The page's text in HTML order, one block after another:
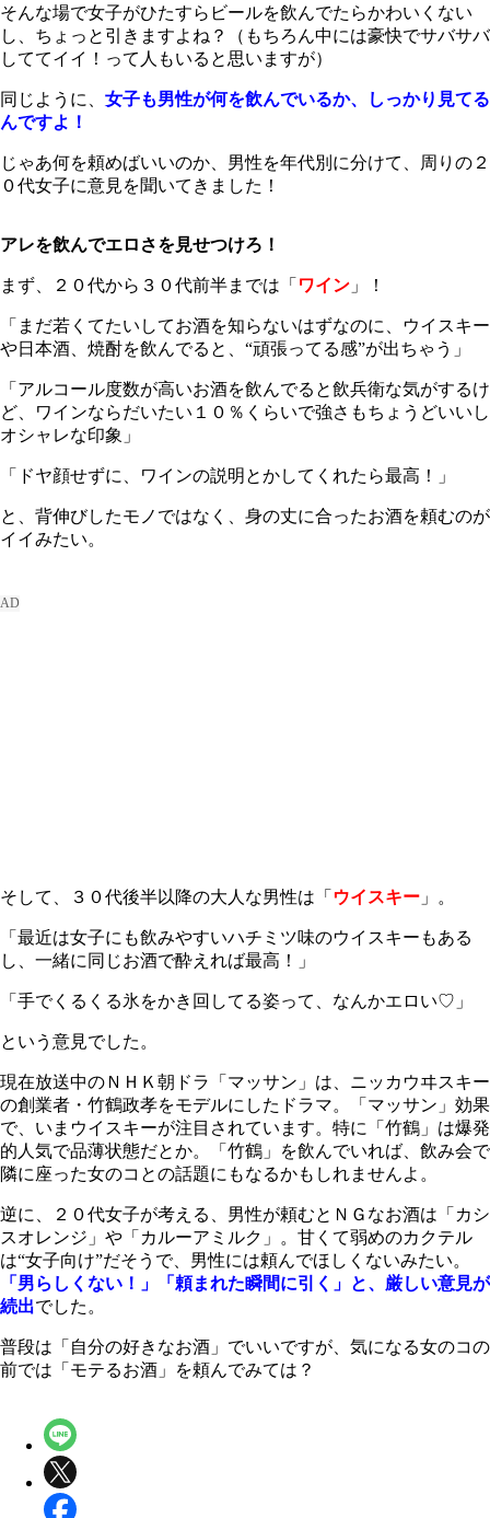
そんな場で女子がひたすらビールを飲んでたらかわいくない
し、ちょっと引きますよね？（もちろん中には豪快でサバサバ
しててイイ！って人もいると思いますが）
同じように、 女子も男性が何を飲んでいるか、しっかり見てる
んですよ！
じゃあ何を頼めばいいのか、男性を年代別に分けて、周りの２
０代女子に意見を聞いてきました！
アレを飲んでエロさを見せつけろ！
まず、２０代から３０代前半までは「 ワイン 」！
「まだ若くてたいしてお酒を知らないはずなのに、ウイスキー
や日本酒、焼酎を飲んでると、“頑張ってる感”が出ちゃう」
「アルコール度数が高いお酒を飲んでると飲兵衛な気がするけ
ど、ワインならだいたい１０％くらいで強さもちょうどいいし
オシャレな印象」
「ドヤ顔せずに、ワインの説明とかしてくれたら最高！」
と、背伸びしたモノではなく、身の丈に合ったお酒を頼むのが
イイみたい。
そして、３０代後半以降の大人な男性は「 ウイスキー 」。
「最近は女子にも飲みやすいハチミツ味のウイスキーもある
し、一緒に同じお酒で酔えれば最高！」
「手でくるくる氷をかき回してる姿って、なんかエロい♡」
という意見でした。
現在放送中のＮＨＫ朝ドラ「マッサン」は、ニッカウヰスキー
の創業者・竹鶴政孝をモデルにしたドラマ。「マッサン」効果
で、いまウイスキーが注目されています。特に「竹鶴」は爆発
的人気で品薄状態だとか。「竹鶴」を飲んでいれば、飲み会で
隣に座った女のコとの話題にもなるかもしれませんよ。
逆に、２０代女子が考える、男性が頼むとＮＧなお酒は「カシ
スオレンジ」や「カルーアミルク」。甘くて弱めのカクテル
は“女子向け”だそうで、男性には頼んでほしくないみたい。
「男らしくない！」「頼まれた瞬間に引く」と、厳しい意見が
続出でした。
普段は「自分の好きなお酒」でいいですが、気になる女のコの
前では「モテるお酒」を頼んでみては？